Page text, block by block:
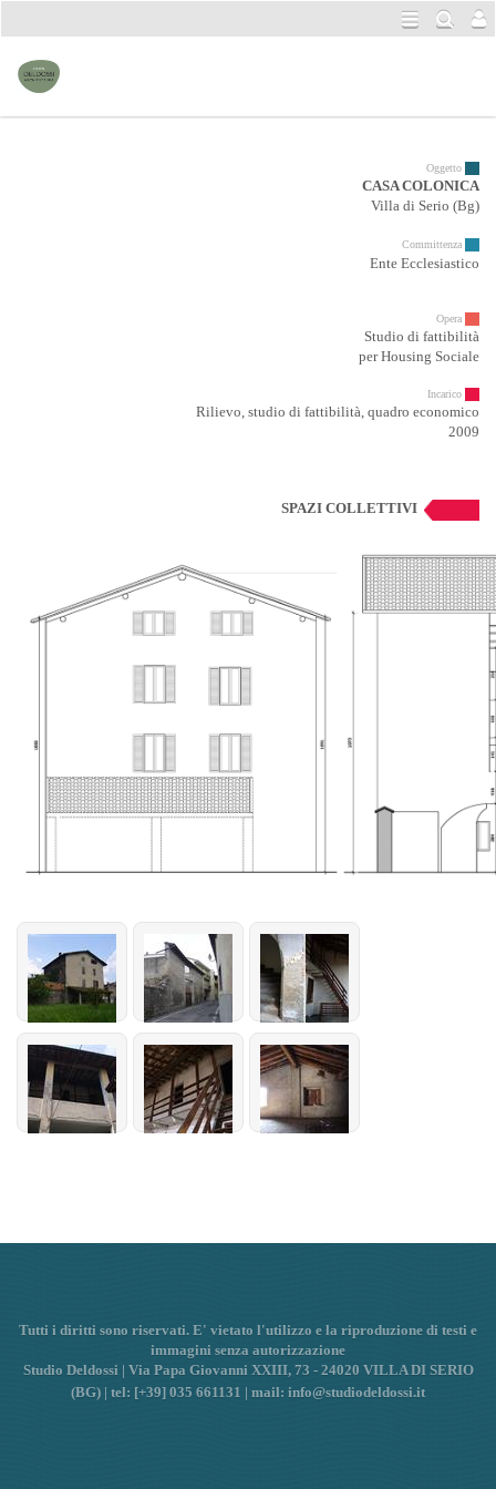
Oggetto
CASA COLONICA
Villa di Serio (Bg)
Committenza
Ente Ecclesiastico
Opera
Studio di fattibilità
per Housing Sociale
Incarico
Rilievo, studio di fattibilità, quadro economico
2009
SPAZI COLLETTIVI
Tutti i diritti sono riservati. E' vietato l'utilizzo e la riproduzione di testi e
immagini senza autorizzazione
Studio Deldossi | Via Papa Giovanni XXIII, 73 - 24020 VILLA DI SERIO
(BG) | tel: [+39] 035 661131 | mail: info@studiodeldossi.it